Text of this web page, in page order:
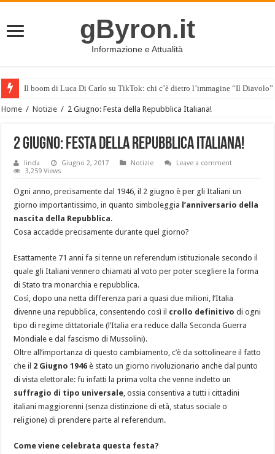
gByron.it
Informazione e Attualità
Il boom di Luca Di Carlo su TikTok: chi c’è dietro l’immagine “Il Diavolo”
Home / Notizie / 2 Giugno: Festa della Repubblica Italiana!
2 Giugno: Festa della Repubblica Italiana!
linda Giugno 2, 2017 Notizie
Leave a comment
3,259 Views
Ogni anno, precisamente dal 1946, il 2 giugno è per gli Italiani un
giorno importantissimo, in quanto simboleggia l’anniversario della
nascita della Repubblica.
Cosa accadde precisamente durante quel giorno?
Esattamente 71 anni fa si tenne un referendum istituzionale secondo il
quale gli Italiani vennero chiamati al voto per poter scegliere la forma
di Stato tra monarchia e repubblica.
Così, dopo una netta differenza pari a quasi due milioni, l’Italia
divenne una repubblica, consentendo così il crollo definitivo di ogni
tipo di regime dittatoriale (l’Italia era reduce dalla Seconda Guerra
Mondiale e dal fascismo di Mussolini).
Oltre all’importanza di questo cambiamento, c’è da sottolineare il fatto
che il 2 Giugno 1946 è stato un giorno rivoluzionario anche dal punto
di vista elettorale: fu infatti la prima volta che venne indetto un
suffragio di tipo universale, ossia consentiva a tutti i cittadini
italiani maggiorenni (senza distinzione di età, status sociale o
religione) di prendere parte al referendum.
Come viene celebrata questa festa?